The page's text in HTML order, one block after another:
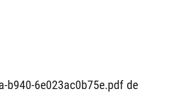
b940-6e023ac0b75e.pdf de